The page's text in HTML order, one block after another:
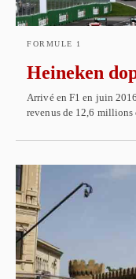
FORMULE 1
Heineken
Arrivé en F1 en juin
revenus de 12,6